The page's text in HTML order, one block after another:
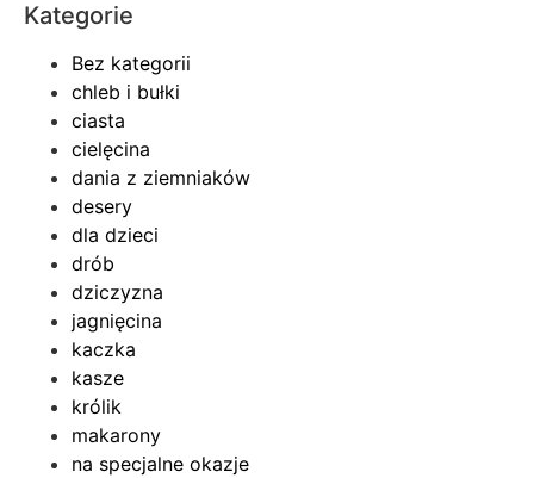
Kategorie
Bez kategorii
chleb i bułki
ciasta
cielęcina
dania z ziemniaków
desery
dla dzieci
drób
dziczyzna
jagnięcina
kaczka
kasze
królik
makarony
na specjalne okazje